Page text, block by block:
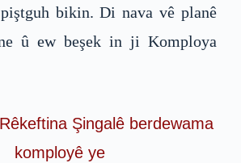
bikin. Di nava vê planê
û ew beşek in ji Komploya
Şingalê berdewama
komployê ye